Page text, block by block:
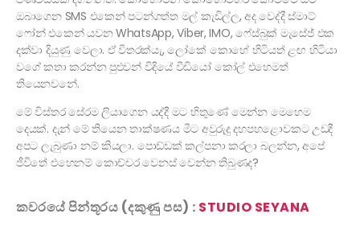
ඔබාගෙන SMS එකෙන් පටන්ගත්ත මල් කැඩිල්ල, අද වෙද්දී ස්මාට්
ෆෝන් එකෙන් යවන WhatsApp, Viber, IMO, ෆේස්බුක් මැසේජ් එක
දක්වා දියුණු වෙලා. ඒ විතරක්යැ, ලෝකේ කොහේ හිටියත් ළඟ හිටියා
වගේ කතා කරන්න පුළුවන් විදියේ වීඩියෝ කෝල් එහෙමත්
තියෙනවනේ.
මේ විස්තර සේරම ලියාගෙන යද්දී මට හිතුණේ මෙන්න මෙහෙම
දෙයක්. දැන් මේ තියෙන තාක්ෂණය මීට අවුරුදු දහපහළොවකට උඩදී
අපට ලැබුණා නම් කියලා. පොඩ්ඩක් කල්පනා කරලා බලන්න, අපේ
ජීවිතේ එහෙනම් කොච්චර වෙනස් වෙන්න තිබුණද?
කවරයේ පින්තූරය (දකුණු පස) : STUDIO SEYANA